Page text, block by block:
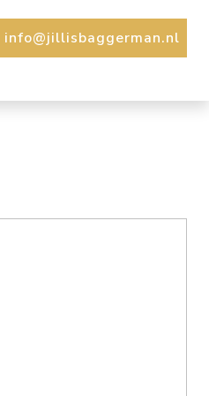
info@jillisbaggerman.nl